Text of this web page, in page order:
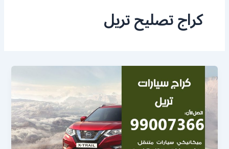
كراج تصليح تريل